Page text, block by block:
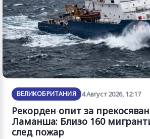
ВЕЛИКОБРИТАНИЯ 4 Август 2026, 12:17
Рекорден опит за
Ламанша: Близо 160
след пожар